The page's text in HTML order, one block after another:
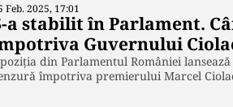
Feb. 2025, 17:01
a stabilit în Parlament.
Guvernului
din Parlamentul României
împotriva premierului Marcel